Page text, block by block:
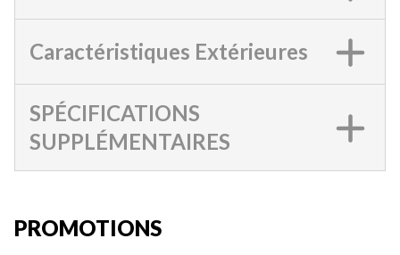
Caractéristiques Extérieures
SPÉCIFICATIONS
SUPPLÉMENTAIRES
PROMOTIONS